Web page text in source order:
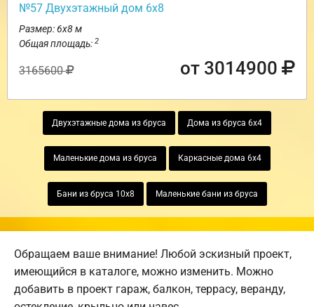
№57 Двухэтажный дом 6х8
Размер: 6х8 м
Общая площадь: 2
3165600 от 3014900
Двухэтажные дома из бруса Дома из бруса 6х4
Маленькие дома из бруса Каркасные дома 6х4
Бани из бруса 10х8 Маленькие бани из бруса
Обращаем ваше внимание! Любой эскизный проект,
имеющийся в каталоге, можно изменить. Можно
добавить в проект гараж, балкон, террасу, веранду,